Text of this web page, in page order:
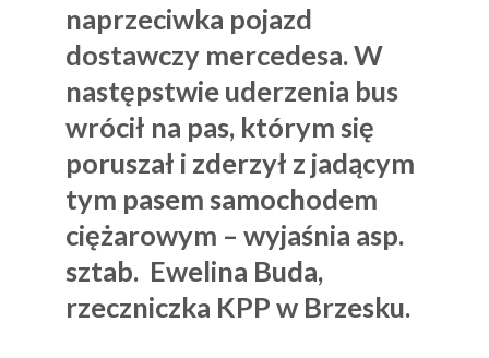
naprzeciwka pojazd
dostawczy mercedesa. W
następstwie uderzenia bus
wrócił na pas, którym się
poruszał i zderzył z jadącym
tym pasem samochodem
ciężarowym – wyjaśnia asp.
sztab. Ewelina Buda,
rzeczniczka KPP w Brzesku.